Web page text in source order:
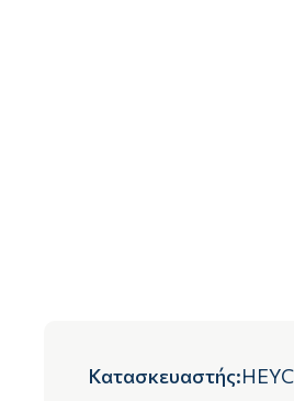
Κατασκευαστής: